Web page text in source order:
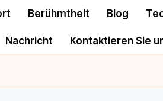
Berühmtheit Blog
Nachricht Kontaktieren Sie